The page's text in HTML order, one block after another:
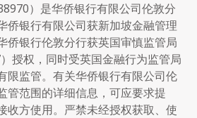
）是华侨银行有限公司伦敦分
侨银行有限公司获新加坡金融管理
侨银行伦敦分行获英国审慎监管局
授权，同时受英国金融行为监管局
限监管。有关华侨银行有限公司伦
管范围的详细信息，可应要求提
收方使用。严禁未经授权获取、使